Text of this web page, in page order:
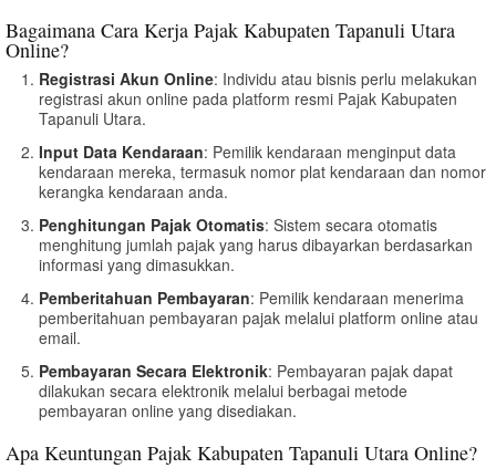
Bagaimana Cara Kerja Pajak Kabupaten Tapanuli Utara
Online?
Registrasi Akun Online: Individu atau bisnis perlu melakukan
registrasi akun online pada platform resmi Pajak Kabupaten
Tapanuli Utara.
Input Data Kendaraan: Pemilik kendaraan menginput data
kendaraan mereka, termasuk nomor plat kendaraan dan nomor
kerangka kendaraan anda.
Penghitungan Pajak Otomatis: Sistem secara otomatis
menghitung jumlah pajak yang harus dibayarkan berdasarkan
informasi yang dimasukkan.
Pemberitahuan Pembayaran: Pemilik kendaraan menerima
pemberitahuan pembayaran pajak melalui platform online atau
email.
Pembayaran Secara Elektronik: Pembayaran pajak dapat
dilakukan secara elektronik melalui berbagai metode
pembayaran online yang disediakan.
Apa Keuntungan Pajak Kabupaten Tapanuli Utara Online?